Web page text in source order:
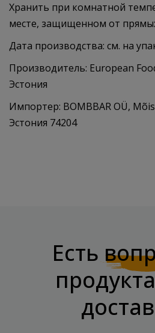
Хранить при комнатной
месте, защищенном от
Дата производства: см. на
Производитель: European
Эстония
Импортер: BOMBBAR OÜ,
Эстония 74204
Есть